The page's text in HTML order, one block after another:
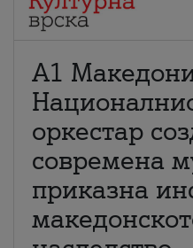
А1
оркестар
современа
приказна